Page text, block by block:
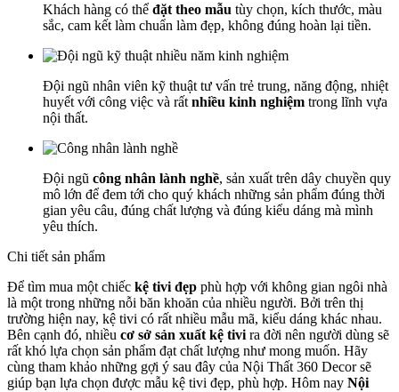
Khách hàng có thể đặt theo mẫu tùy chọn, kích thước, màu
sắc, cam kết làm chuẩn làm đẹp, không đúng hoàn lại tiền.
Đội ngũ nhân viên kỹ thuật tư vấn trẻ trung, năng động, nhiệt
huyết với công việc và rất nhiều kinh nghiệm trong lĩnh vựa
nội thất.
Đội ngũ công nhân lành nghề, sản xuất trên dây chuyền quy
mô lớn để đem tới cho quý khách những sản phẩm đúng thời
gian yêu câu, đúng chất lượng và đúng kiểu dáng mà mình
yêu thích.
Chi tiết sản phẩm
Để tìm mua một chiếc kệ tivi đẹp phù hợp với không gian ngôi nhà
là một trong những nỗi băn khoăn của nhiều người. Bởi trên thị
trường hiện nay, kệ tivi có rất nhiều mẫu mã, kiểu dáng khác nhau.
Bên cạnh đó, nhiều cơ sở sản xuất kệ tivi ra đời nên người dùng sẽ
rất khó lựa chọn sản phẩm đạt chất lượng như mong muốn. Hãy
cùng tham khảo những gợi ý sau đây của Nội Thất 360 Decor sẽ
giúp bạn lựa chọn được mẫu kệ tivi đẹp, phù hợp. Hôm nay Nội